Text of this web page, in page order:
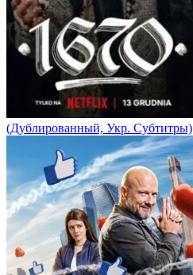
(Дублированный, Укр. Субтитры)